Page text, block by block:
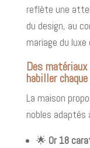
reflète une
du design, au
mariage du
Des
habiller
La maison
nobles
🌟 Or 18